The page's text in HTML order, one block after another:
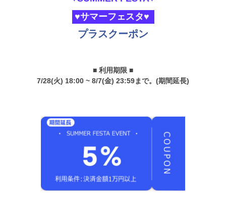
♥サマーフェスタ♥
プラスクーポン
■ 利用期限 ■
7/28(火) 18:00 ~ 8/7(金) 23:59まで。(期間延長)